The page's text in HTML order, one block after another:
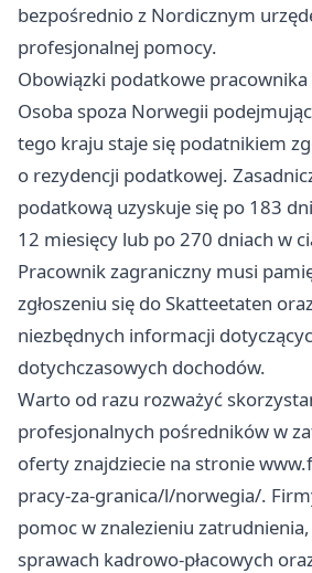
bezpośrednio z Nordicznym
profesjonalnej pomocy.
Obowiązki podatkowe
Osoba spoza Norwegii
tego kraju staje się podatnikiem
o rezydencji podatkowej.
podatkową uzyskuje się po 183
12 miesięcy lub po 270 dniach w
Pracownik zagraniczny musi
zgłoszeniu się do Skatteetaten
niezbędnych informacji
dotychczasowych dochodów.
Warto od razu rozważyć
profesjonalnych pośredników w
oferty znajdziecie na stronie
pracy-za-granica/l/norwegia/.
pomoc w znalezieniu
sprawach kadrowo-płacowych